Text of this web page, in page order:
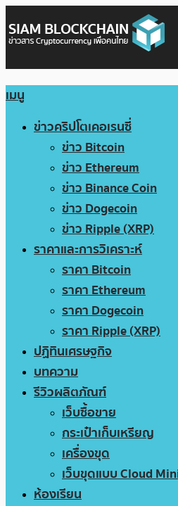
เมนู
ข่าวคริปโตเคอเรนซี่
ข่าว Bitcoin
ข่าว Ethereum
ข่าว Binance Coin
ข่าว Dogecoin
ข่าว Ripple (XRP)
ราคาและการวิเคราะห์
ราคา Bitcoin
ราคา Ethereum
ราคา Dogecoin
ราคา Ripple (XRP)
ปฏิทินเศรษฐกิจ
บทความ
รีวิวผลิตภัณฑ์
เว็บซื้อขาย
กระเป๋าเก็บเหรียญ
เครื่องขุด
เว็บขุดแบบ Cloud
ห้องเรียน